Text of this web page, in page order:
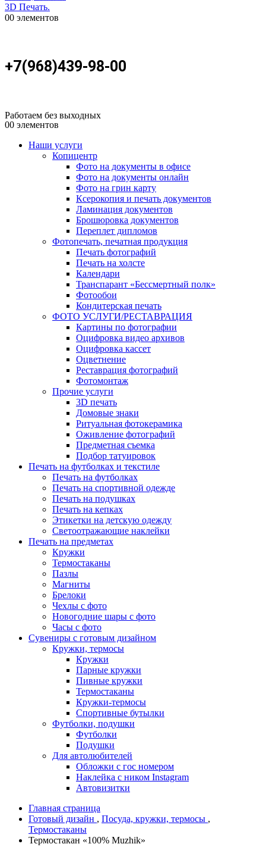
00 элементов
+7(968)439-98-00
Работаем без выходных
00 элементов
Наши услуги
Копицентр
Фото на документы в офисе
Фото на документы онлайн
Фото на грин карту
Ксерокопия и печать документов
Ламинация документов
Брошюровка документов
Переплет дипломов
Фотопечать, печатная продукция
Печать фотографий
Печать на холсте
Календари
Транспарант «Бессмертный полк»
Фотообои
Кондитерская печать
ФОТО УСЛУГИ/РЕСТАВРАЦИЯ
Картины по фотографии
Оцифровка видео архивов
Оцифровка кассет
Оцветнение
Реставрация фотографий
Фотомонтаж
Прочие услуги
3D печать
Домовые знаки
Ритуальная фотокерамика
Оживление фотографий
Предметная съемка
Подбор татуировок
Печать на футболках и текстиле
Печать на футболках
Печать на спортивной одежде
Печать на подушках
Печать на кепках
Этикетки на детскую одежду
Светоотражающие наклейки
Печать на предметах
Кружки
Термостаканы
Пазлы
Магниты
Брелоки
Чехлы с фото
Новогодние шары с фото
Часы с фото
Сувениры с готовым дизайном
Кружки, термосы
Кружки
Парные кружки
Пивные кружки
Термостаканы
Кружки-термосы
Спортивные бутылки
Футболки, подушки
Футболки
Подушки
Для автолюбителей
Обложки с гос номером
Наклейка с ником Instagram
Автовизитки
Главная страница
Готовый дизайн , Посуда, кружки, термосы ,
Термостаканы
Термостакан «100% Muzhik»